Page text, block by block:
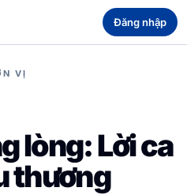
Đăng nhập
VỊ
lòng: Lời ca
thương